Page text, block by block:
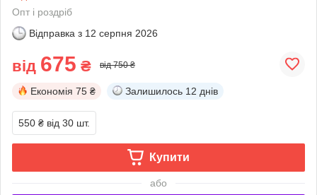
Опт і роздріб
Відправка з 12 серпня 2026
від 675 ₴ від 750 ₴
Економія 75 ₴ Залишилось 12 днів
550 ₴ від 30 шт.
Купити
або